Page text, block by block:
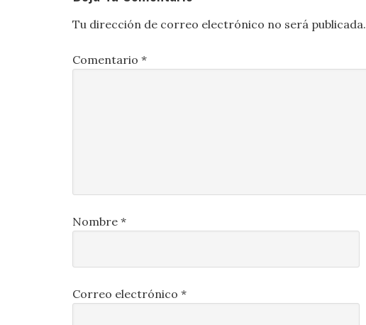
Tu dirección de correo electrónico no será publicada.
Comentario *
Nombre *
Correo electrónico *